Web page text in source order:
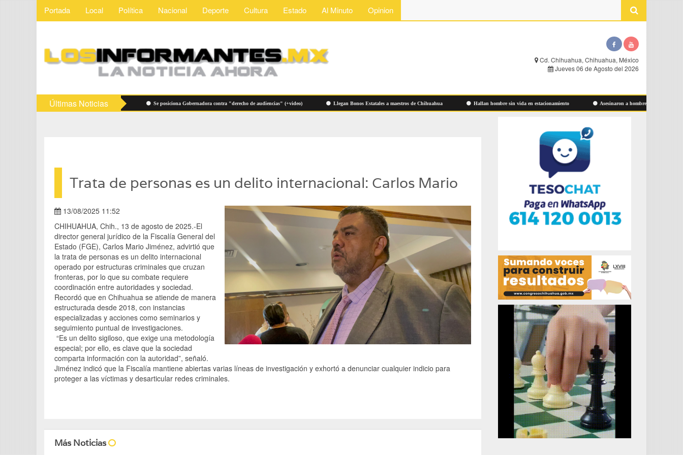
Portada Local Política Nacional Deporte Cultura Estado Al Minuto Opinion
Cd. Chihuahua, Chihuahua, México
Jueves 06 de Agosto del 2026
Últimas Noticias
Vigilarán precios de útiles escolares Se posiciona Gobernadora contra "derecho de audiencias" (+video) Llegan Bonos Estatales a maestros de Chihuahua Hallan hombre sin vida en estacionamiento Asesinaron a hombre ayer en Las Aldabas
Trata de personas es un delito internacional: Carlos Mario
13/08/2025 11:52
CHIHUAHUA, Chih., 13 de agosto de 2025.-El
director general jurídico de la Fiscalía General del
Estado (FGE), Carlos Mario Jiménez, advirtió que
la trata de personas es un delito internacional
operado por estructuras criminales que cruzan
fronteras, por lo que su combate requiere
coordinación entre autoridades y sociedad.
Recordó que en Chihuahua se atiende de manera
estructurada desde 2018, con instancias
especializadas y acciones como seminarios y
seguimiento puntual de investigaciones.
“Es un delito sigiloso, que exige una metodología
especial; por ello, es clave que la sociedad
comparta información con la autoridad”, señaló.
Jiménez indicó que la Fiscalía mantiene abiertas varias líneas de investigación y exhortó a denunciar cualquier indicio para
proteger a las víctimas y desarticular redes criminales.
Más Noticias